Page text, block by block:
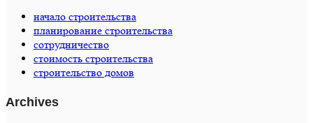
начало строительства
планирование строительства
сотрудничество
стоимость строительства
строительство домов
Archives